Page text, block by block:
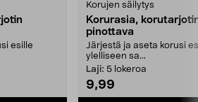
esille
Korujen säilytys
Korurasia,
pinottava
Järjestä ja aseta korusi
ylelliseen sa...
Laji: 5 lokeroa
9,99